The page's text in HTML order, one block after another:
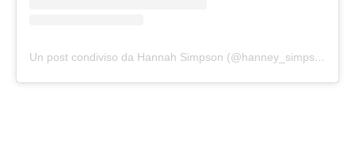
Un post condiviso da Hannah Simpson (@hanney_simpson)